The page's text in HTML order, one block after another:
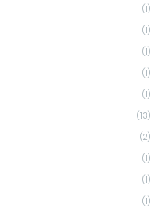
(1)
(1)
(1)
(1)
(1)
(13)
(2)
(1)
(1)
(1)